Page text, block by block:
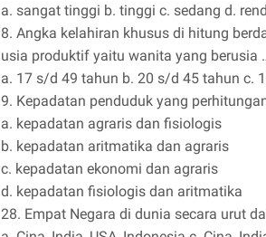
a. sangat tinggi b. tinggi c. sedang d.
8. Angka kelahiran khusus di hitung
usia produktif yaitu wanita yang berusia
a. 17 s/d 49 tahun b. 20 s/d 45 tahun c.
9. Kepadatan penduduk yang
a. kepadatan agraris dan fisiologis
b. kepadatan aritmatika dan agraris
c. kepadatan ekonomi dan agraris
d. kepadatan fisiologis dan aritmatika
28. Empat Negara di dunia secara urut